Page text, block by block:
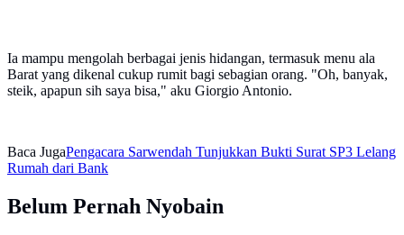
Ia mampu mengolah berbagai jenis hidangan, termasuk menu ala
Barat yang dikenal cukup rumit bagi sebagian orang. "Oh, banyak,
steik, apapun sih saya bisa," aku Giorgio Antonio.
Baca JugaPengacara Sarwendah Tunjukkan Bukti Surat SP3 Lelang
Rumah dari Bank
Belum Pernah Nyobain